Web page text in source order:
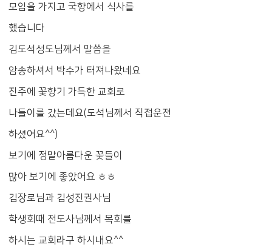
모임을 가지고 국향에서 식사를
했습니다
김도석성도님께서 말씀을
암송하셔서 박수가 터져나왔네요
진주에 꽃향기 가득한 교회로
나들이를 갔는데요(도석님께서 직접운전
하셨어요^^)
보기에 정말아름다운 꽃들이
많아 보기에 좋았어요 ㅎㅎ
김장로님과 김성진권사님
학생회때 전도사님께서 목회를
하시는 교회라구 하시내요^^